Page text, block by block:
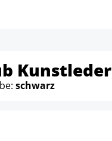
Kunstleder
schwarz